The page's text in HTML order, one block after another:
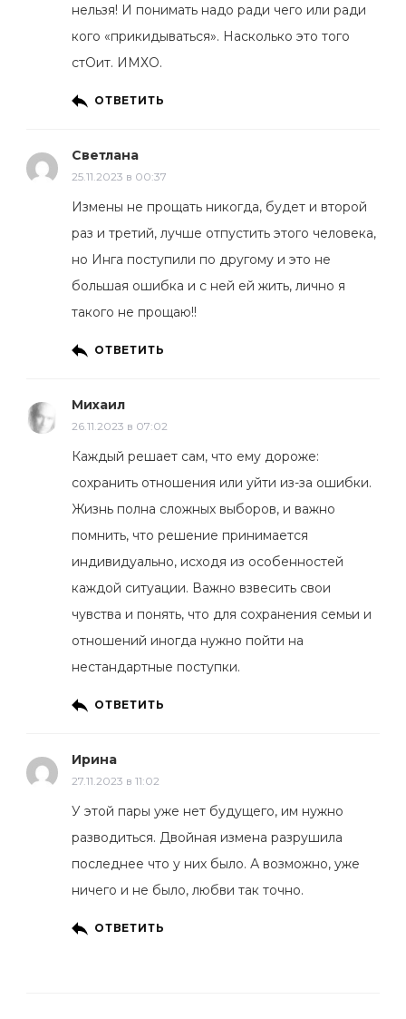
нельзя! И понимать надо ради чего или ради
кого «прикидываться». Насколько это того
стОит. ИМХО.
ОТВЕТИТЬ
Светлана
25.11.2023 в 00:37
Измены не прощать никогда, будет и второй
раз и третий, лучше отпустить этого человека,
но Инга поступили по другому и это не
большая ошибка и с ней ей жить, лично я
такого не прощаю!!
ОТВЕТИТЬ
Михаил
26.11.2023 в 07:02
Каждый решает сам, что ему дороже:
сохранить отношения или уйти из-за ошибки.
Жизнь полна сложных выборов, и важно
помнить, что решение принимается
индивидуально, исходя из особенностей
каждой ситуации. Важно взвесить свои
чувства и понять, что для сохранения семьи и
отношений иногда нужно пойти на
нестандартные поступки.
ОТВЕТИТЬ
Ирина
27.11.2023 в 11:02
У этой пары уже нет будущего, им нужно
разводиться. Двойная измена разрушила
последнее что у них было. А возможно, уже
ничего и не было, любви так точно.
ОТВЕТИТЬ